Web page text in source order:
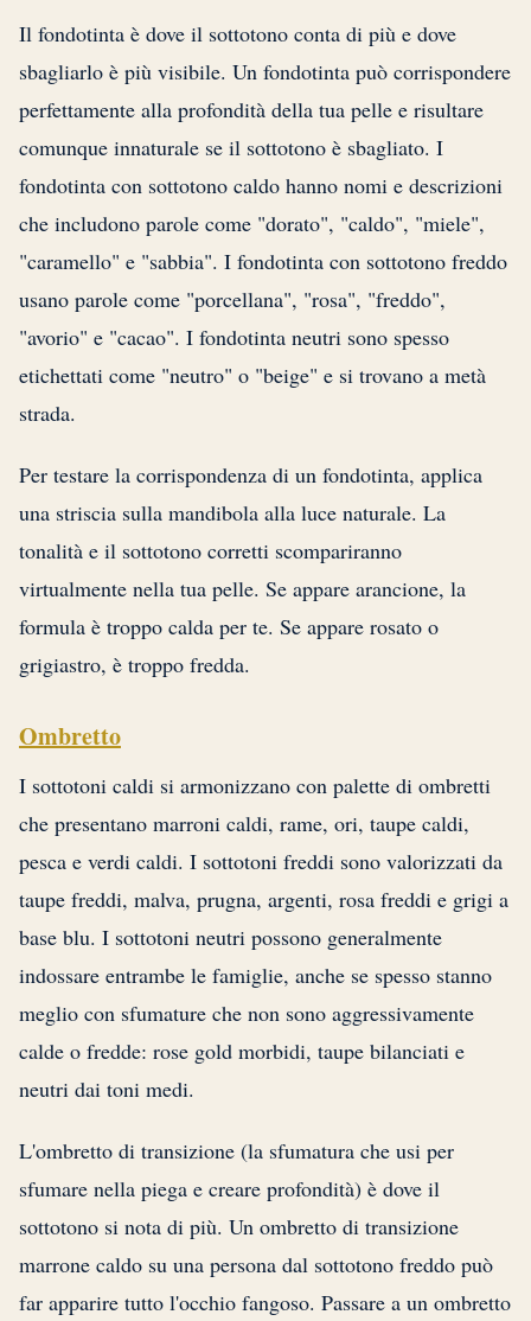
Il fondotinta è dove il sottotono conta di più e dove
sbagliarlo è più visibile. Un fondotinta può corrispondere
perfettamente alla profondità della tua pelle e risultare
comunque innaturale se il sottotono è sbagliato. I
fondotinta con sottotono caldo hanno nomi e descrizioni
che includono parole come "dorato", "caldo", "miele",
"caramello" e "sabbia". I fondotinta con sottotono freddo
usano parole come "porcellana", "rosa", "freddo",
"avorio" e "cacao". I fondotinta neutri sono spesso
etichettati come "neutro" o "beige" e si trovano a metà
strada.
Per testare la corrispondenza di un fondotinta, applica
una striscia sulla mandibola alla luce naturale. La
tonalità e il sottotono corretti scompariranno
virtualmente nella tua pelle. Se appare arancione, la
formula è troppo calda per te. Se appare rosato o
grigiastro, è troppo fredda.
Ombretto
I sottotoni caldi si armonizzano con palette di ombretti
che presentano marroni caldi, rame, ori, taupe caldi,
pesca e verdi caldi. I sottotoni freddi sono valorizzati da
taupe freddi, malva, prugna, argenti, rosa freddi e grigi a
base blu. I sottotoni neutri possono generalmente
indossare entrambe le famiglie, anche se spesso stanno
meglio con sfumature che non sono aggressivamente
calde o fredde: rose gold morbidi, taupe bilanciati e
neutri dai toni medi.
L'ombretto di transizione (la sfumatura che usi per
sfumare nella piega e creare profondità) è dove il
sottotono si nota di più. Un ombretto di transizione
marrone caldo su una persona dal sottotono freddo può
far apparire tutto l'occhio fangoso. Passare a un ombretto